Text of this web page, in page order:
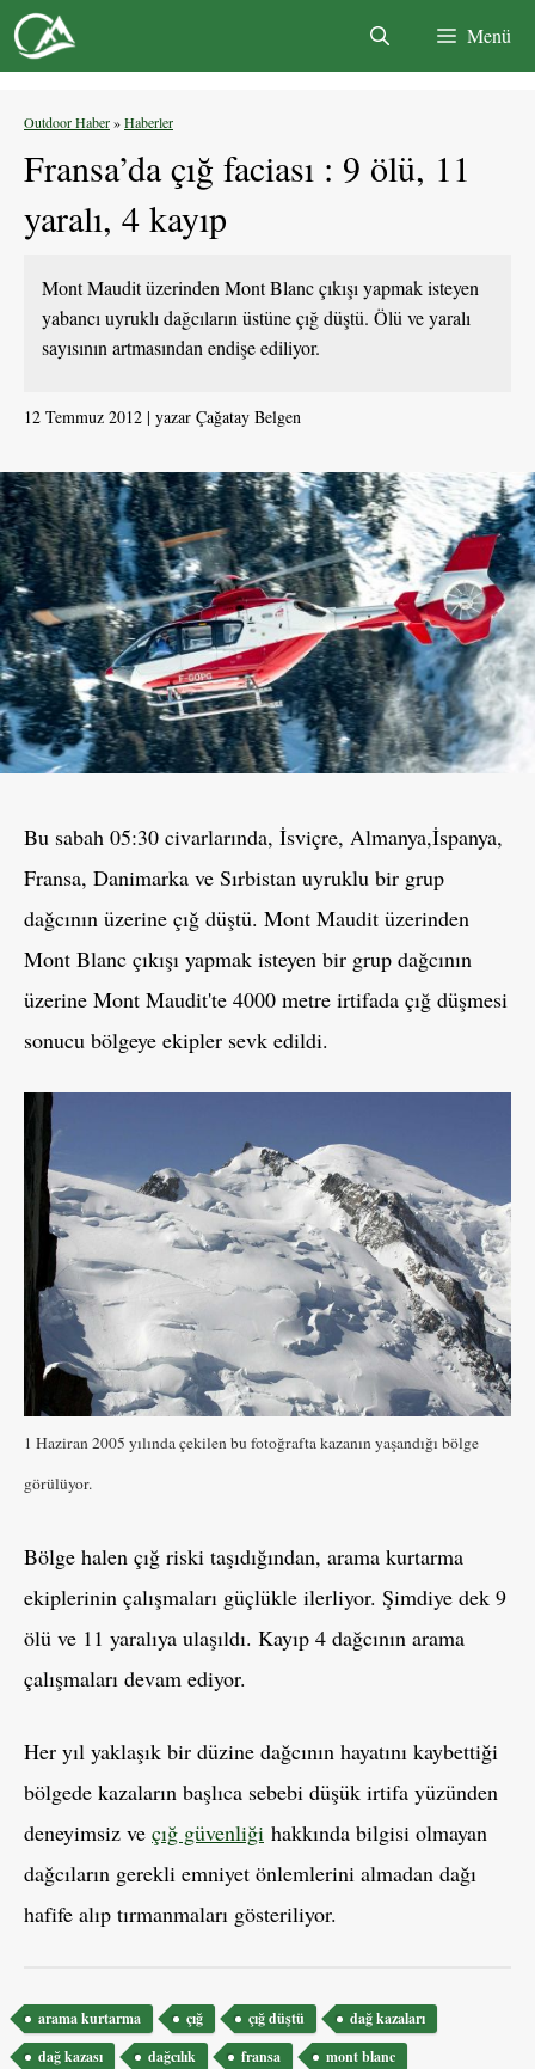
İçeriğe
atla
Menü
Outdoor Haber»Haberler
Fransa’da çığ faciası : 9 ölü, 11
yaralı, 4 kayıp
Mont Maudit üzerinden Mont Blanc çıkışı yapmak isteyen
yabancı uyruklı dağcıların üstüne çığ düştü. Ölü ve yaralı
sayısının artmasından endişe ediliyor.
12 Temmuz 2012 yazar Çağatay Belgen
Bu sabah 05:30 civarlarında, İsviçre, Almanya,İspanya,
Fransa, Danimarka ve Sırbistan uyruklu bir grup
dağcının üzerine çığ düştü. Mont Maudit üzerinden
Mont Blanc çıkışı yapmak isteyen bir grup dağcının
üzerine Mont Maudit'te 4000 metre irtifada çığ düşmesi
sonucu bölgeye ekipler sevk edildi.
1 Haziran 2005 yılında çekilen bu fotoğrafta kazanın yaşandığı bölge
görülüyor.
Bölge halen çığ riski taşıdığından, arama kurtarma
ekiplerinin çalışmaları güçlükle ilerliyor. Şimdiye dek 9
ölü ve 11 yaralıya ulaşıldı. Kayıp 4 dağcının arama
çalışmaları devam ediyor.
Her yıl yaklaşık bir düzine dağcının hayatını kaybettiği
bölgede kazaların başlıca sebebi düşük irtifa yüzünden
deneyimsiz ve çığ güvenliği hakkında bilgisi olmayan
dağcıların gerekli emniyet önlemlerini almadan dağı
hafife alıp tırmanmaları gösteriliyor.
Etiketler
arama kurtarma çığ çığ düştü
dağ kazaları
dağ kazası
dağcılık fransa mont blanc